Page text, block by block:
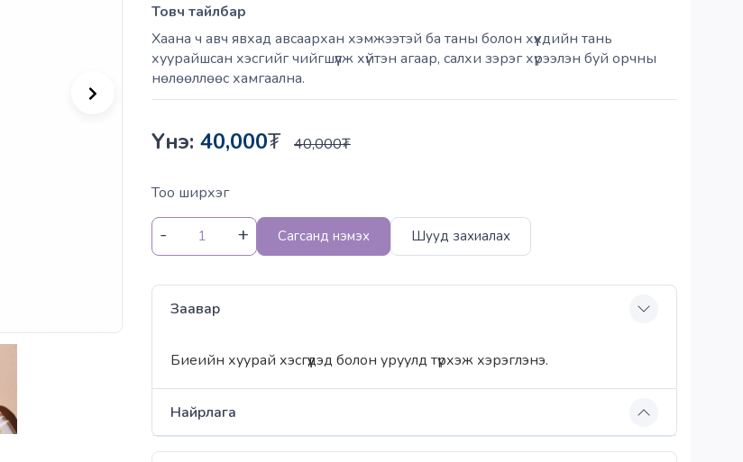
Товч тайлбар
Хаана ч авч явхад авсаархан хэмжээтэй ба таны болон хүүхдийн тань
хуурайшсан хэсгийг чийгшүүлж хүйтэн агаар, салхи зэрэг хүрээлэн буй орчны
нөлөөллөөс хамгаална.
Үнэ: 40,000₮ 40,000₮
Тоо ширхэг
Сагсанд нэмэх Шууд захиалах
Заавар
Биеийн хуурай хэсгүүдэд болон уруулд түрхэж хэрэглэнэ.
Найрлага